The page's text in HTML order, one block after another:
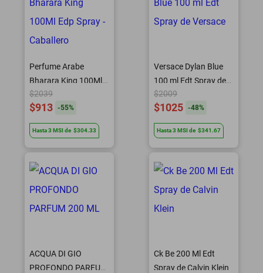
Perfume Arabe
Bharara King 100Ml
Edp Spray - Caballero
$2039
$913 -55%
Hasta3 MSIde $304.33
Versace Dylan Blue
100 ml Edt Spray de
Versace
$2009
$1025 -48%
Hasta3 MSIde $341.67
ACQUA DI GIO
PROFONDO PARFUM
Ck Be 200 Ml Edt
Spray de Calvin Klein